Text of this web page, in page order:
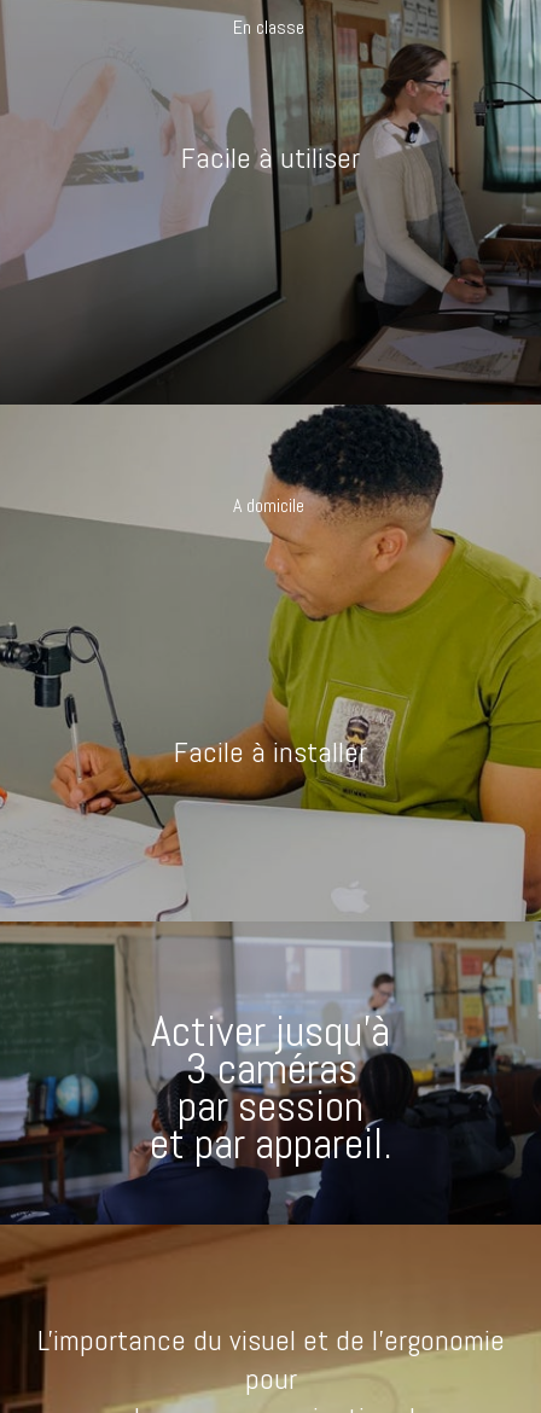
En classe
Facile à utiliser
A domicile
Facile à installer
Activer jusqu'à
3 caméras
par session
et par appareil.
L'importance du visuel et de l'ergonomie
pour